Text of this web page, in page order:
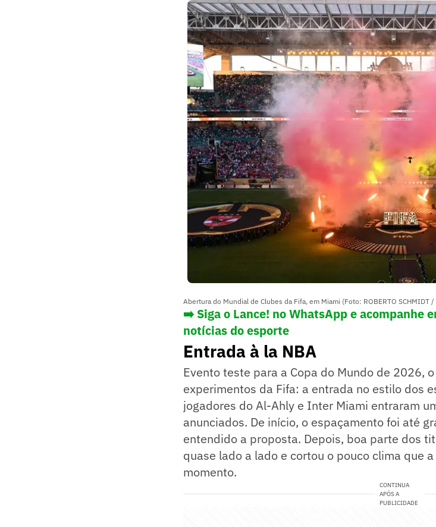
Abertura do Mundial de Clubes da Fifa, em Miami (Foto: ROBERTO SCHMIDT /
➡️ Siga o Lance! no WhatsApp e acompanhe
notícias do esporte
Entrada à la NBA
Evento teste para a Copa do Mundo de 2026,
experimentos da Fifa: a entrada no estilo dos
jogadores do Al-Ahly e Inter Miami entraram
anunciados. De início, o espaçamento foi até
entendido a proposta. Depois, boa parte dos
quase lado a lado e cortou o pouco clima que
momento.
CONTINUA
APÓS A
PUBLICIDADE